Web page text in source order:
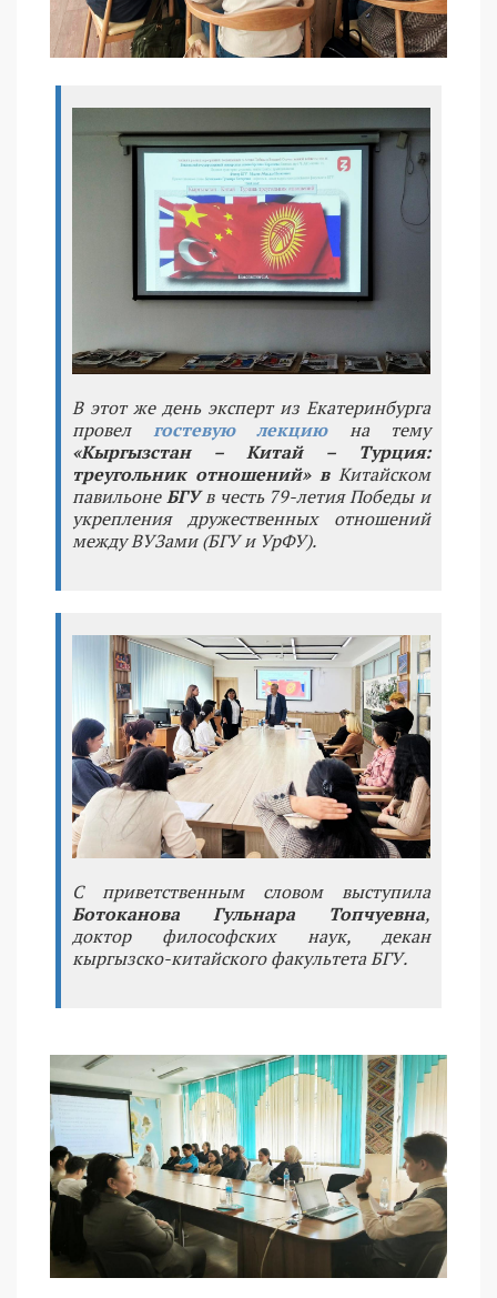
В этот же день эксперт из Екатеринбурга
провел гостевую лекциюна тему
«Кыргызстан – Китай – Турция:
треугольник отношений» вКитайском
павильонеБГУв честь 79-летия Победы и
укрепления дружественных отношений
между ВУЗами (БГУ и УрФУ).
С приветственным словом выступила
Ботоканова Гульнара Топчуевна,
доктор философских наук, декан
кыргызско-китайского факультета БГУ.